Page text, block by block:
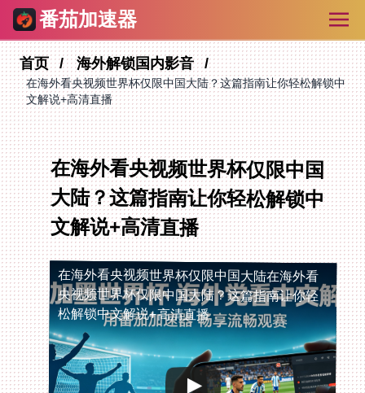
番茄加速器
首页 海外解锁国内影音
在海外看央视频世界杯仅限中国大陆？这篇指南让你轻松解锁中
文解说+高清直播
在海外看央视频世界杯仅限中国
大陆？这篇指南让你轻松解锁中
文解说+高清直播
在海外看央视频世界杯仅限中国大陆在海外看
央视频世界杯仅限中国大陆？这篇指南让你轻
松解锁中文解说+高清直播